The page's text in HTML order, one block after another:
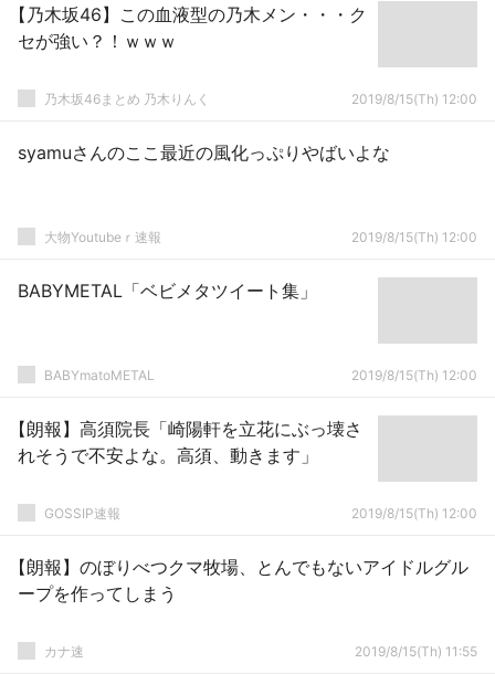
【乃木坂46】この血液型の乃木メン・・・ク
セが強い？！ｗｗｗ
乃木坂46まとめ 乃木りんく 2019/8/15(Th) 12:00
syamuさんのここ最近の風化っぷりやばいよな
大物Youtubeｒ速報 2019/8/15(Th) 12:00
BABYMETAL「ベビメタツイート集」
BABYmatoMETAL 2019/8/15(Th) 12:00
【朗報】高須院長「崎陽軒を立花にぶっ壊さ
れそうで不安よな。高須、動きます」
GOSSIP速報 2019/8/15(Th) 12:00
【朗報】のぼりべつクマ牧場、とんでもないアイドルグル
ープを作ってしまう
カナ速 2019/8/15(Th) 11:55